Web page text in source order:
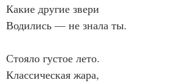
Какие другие звери
Водились — не знала ты.
Стояло густое лето.
Классическая жара,